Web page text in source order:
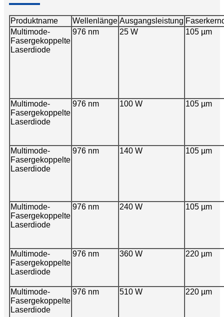
Produktname Wellenlänge Ausgangsleistung
Multimode-
Fasergekoppelte
Laserdiode
976 nm 25 W 105 µm
Multimode-
Fasergekoppelte
Laserdiode
976 nm 100 W 105 µm
Multimode-
Fasergekoppelte
Laserdiode
976 nm 140 W 105 µm
Multimode-
Fasergekoppelte
Laserdiode
976 nm 240 W 105 µm
Multimode-
Fasergekoppelte
Laserdiode
976 nm 360 W 220 µm
Multimode-
Fasergekoppelte
Laserdiode
976 nm 510 W 220 µm